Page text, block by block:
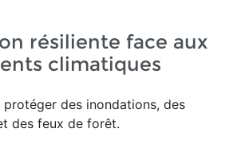
résiliente face aux
climatiques
protéger des inondations, des
des feux de forêt.